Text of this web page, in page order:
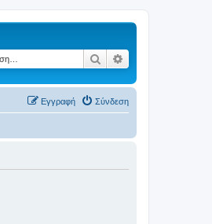
Αναζήτηση
Σύνδεση
Εγγραφή